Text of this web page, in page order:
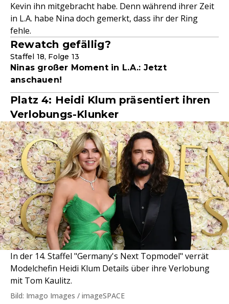
Kevin ihn mitgebracht habe. Denn während ihrer Zeit
in L.A. habe Nina doch gemerkt, dass ihr der Ring
fehle.
Rewatch gefällig?
Staffel 18, Folge 13
Ninas großer Moment in L.A.: Jetzt
anschauen!
Platz 4: Heidi Klum präsentiert ihren
Verlobungs-Klunker
In der 14. Staffel "Germany's Next Topmodel" verrät
Modelchefin Heidi Klum Details über ihre Verlobung
mit Tom Kaulitz.
Bild: Imago Images / imageSPACE